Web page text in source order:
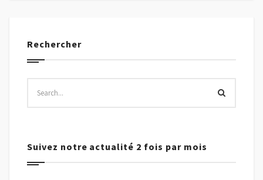
Rechercher
Suivez notre actualité 2 fois par mois